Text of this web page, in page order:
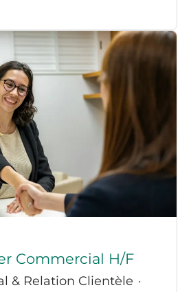
Commercial H/F
& Relation Clientèle ·